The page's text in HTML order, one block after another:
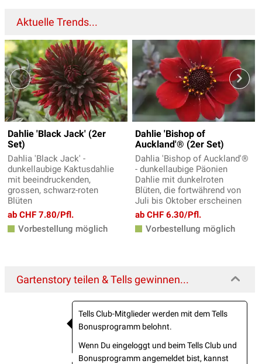
Aktuelle Trends...
Dahlie 'Black Jack' (2er
Set)
Dahlia 'Black Jack' -
dunkellaubige Kaktusdahlie
mit beeindruckenden,
grossen, schwarz-roten
Blüten
ab CHF 7.80/Pfl.
Vorbestellung möglich
Dahlie 'Bishop of
Auckland'® (2er Set)
Dahlia 'Bishop of Auckland'®
- dunkellaubige Päonien
Dahlie mit dunkelroten
Blüten, die fortwährend von
Juli bis Oktober erscheinen
ab CHF 6.30/Pfl.
Vorbestellung möglich
Gartenstory teilen & Tells gewinnen...
Tells Club-Mitglieder werden mit dem Tells
Bonusprogramm belohnt.
Wenn Du eingeloggt und beim Tells Club und
Bonusprogramm angemeldet bist, kannst